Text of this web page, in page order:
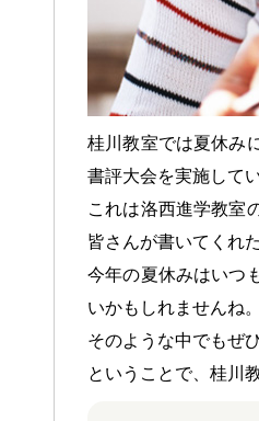
桂川教室では夏休み
書評大会を実施して
これは洛西進学教室
皆さんが書いてくれ
今年の夏休みはいつ
いかもしれませんね。
そのような中でもぜ
ということで、桂川